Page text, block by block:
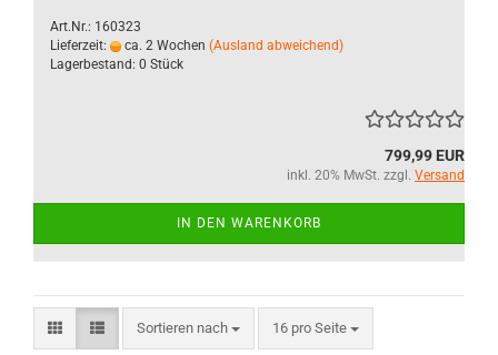
Art.Nr.: 160323
Lieferzeit:
ca. 2 Wochen (Ausland abweichend)
Lagerbestand: 0 Stück
799,99 EUR
inkl. 20% MwSt. zzgl. Versand
IN DEN WARENKORB
Sortieren nach
Sortieren nach 16 pro Seite
pro Seite